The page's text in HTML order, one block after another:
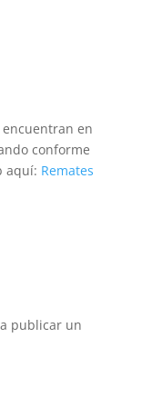
en
conforme
aquí: Remates
publicar un